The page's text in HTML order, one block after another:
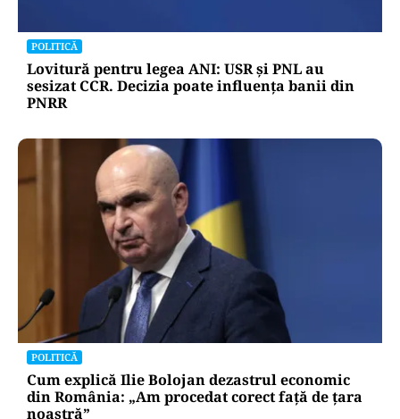
Alte Articole Importante
POLITICĂ
Lovitură pentru legea ANI: USR și PNL au
sesizat CCR. Decizia poate influența banii din
PNRR